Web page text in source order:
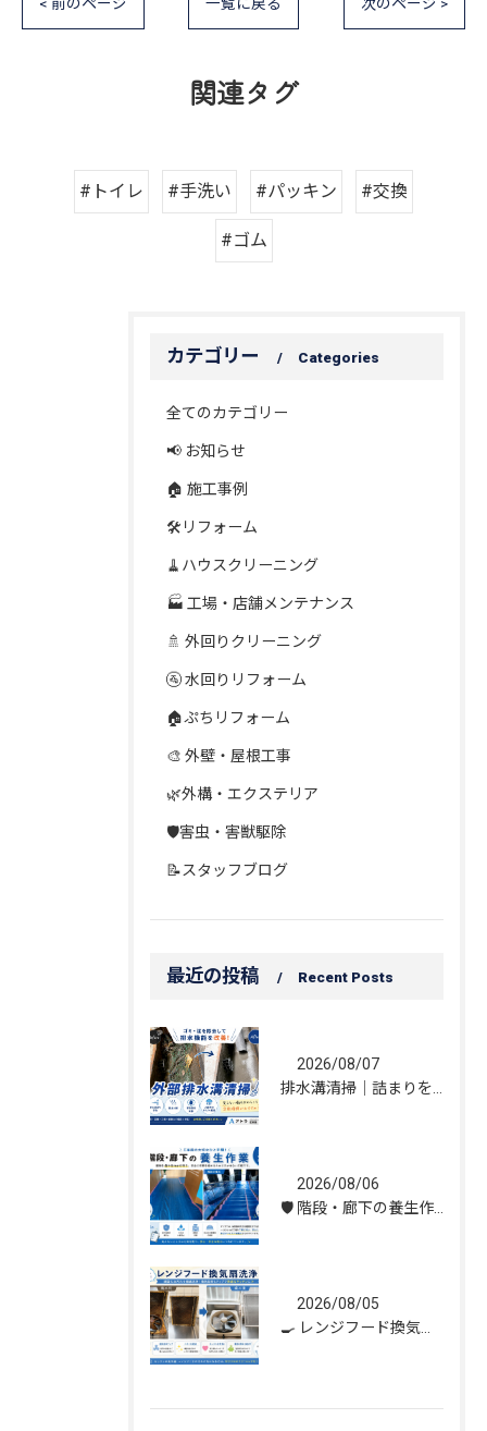
関連タグ
#トイレ #手洗い #パッキン #交換
#ゴム
カテゴリー Categories
全てのカテゴリー
📢 お知らせ
🏠 施工事例
🛠️リフォーム
🧹ハウスクリーニング
🏭 工場・店舗メンテナンス
🚿 外回りクリーニング
🚰 水回りリフォーム
🏠ぷちリフォーム
🎨 外壁・屋根工事
🌿外構・エクステリア
🛡️害虫・害獣駆除
📝スタッフブログ
最近の投稿 Recent Posts
2026/08/07
2026/08/06
2026/08/05